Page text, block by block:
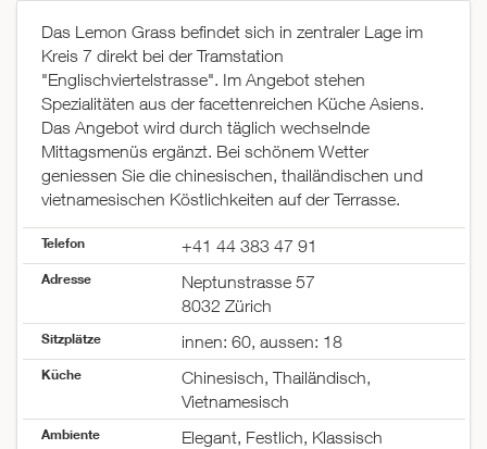
Das Lemon Grass befindet sich in zentraler Lage im
Kreis 7 direkt bei der Tramstation
"Englischviertelstrasse". Im Angebot stehen
Spezialitäten aus der facettenreichen Küche Asiens.
Das Angebot wird durch täglich wechselnde
Mittagsmenüs ergänzt. Bei schönem Wetter
geniessen Sie die chinesischen, thailändischen und
vietnamesischen Köstlichkeiten auf der Terrasse.
Telefon +41 44 383 47 91
Adresse
Neptunstrasse 57
8032 Zürich
Sitzplätze innen: 60, aussen: 18
Küche
Chinesisch, Thailändisch,
Vietnamesisch
Ambiente Elegant, Festlich, Klassisch